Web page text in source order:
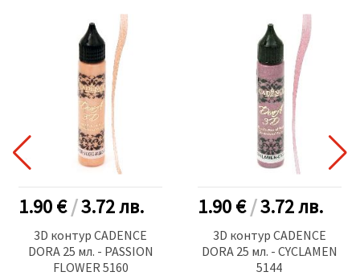
1.90 €/3.72лв.
3D контур CADENCE
DORA 25 мл. - PASSION
FLOWER 5160
1.90 €/3.72лв.
3D контур CADENCE
DORA 25 мл. - CYCLAMEN
5144